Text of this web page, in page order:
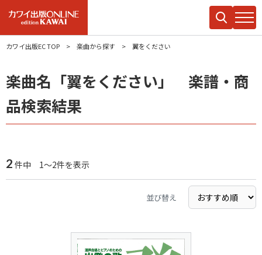
カワイ出版EC TOP 楽曲から探す 翼をください
楽曲名「翼をください」 楽譜・商
品検索結果
2 件中 1～2件を表示
並び替え